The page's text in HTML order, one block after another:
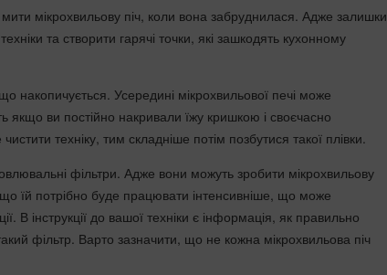
мікрохвильову піч, коли вона забруднилася. Адже залишки
та створити гарячі точки, які зашкодять кухонному
накопичується. Усередині мікрохвильової печі може
якщо ви постійно накривали їжу кришкою і своєчасно
техніку, тим складніше потім позбутися такої плівки.
фільтри. Адже вони можуть зробити мікрохвильову
їй потрібно буде працювати інтенсивніше, що може
В інструкції до вашої техніки є інформація, як правильно
фільтр. Варто зазначити, що не кожна мікрохвильова піч